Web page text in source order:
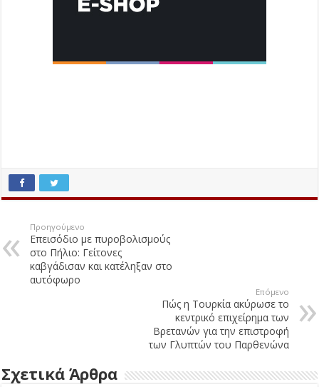
Προηγούμενο
Επεισόδιο με πυροβολισμούς
στο Πήλιο: Γείτονες
καβγάδισαν και κατέληξαν στο
αυτόφωρο
Επόμενο
Πώς η Τουρκία ακύρωσε το
κεντρικό επιχείρημα των
Βρετανών για την επιστροφή
των Γλυπτών του Παρθενώνα
Σχετικά Άρθρα